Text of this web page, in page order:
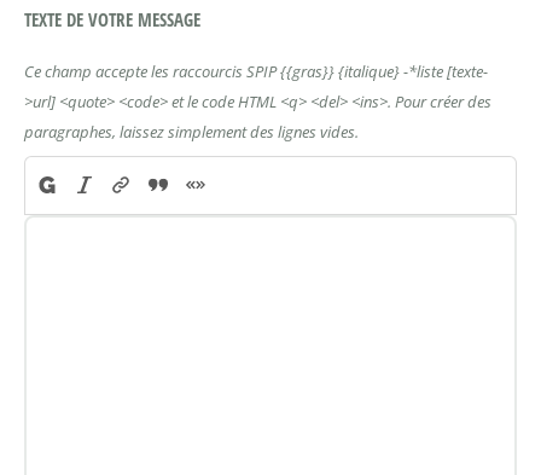
TEXTE DE VOTRE MESSAGE
Ce champ accepte les raccourcis SPIP{{gras}}{italique}-*liste[texte-
>url] <quote> <code>et le code HTML <q> <del> <ins>. Pour créer des
paragraphes, laissez simplement des lignes vides.